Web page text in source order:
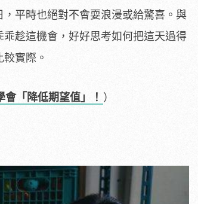
平時也絕對不會耍浪漫或給驚喜。與
趁這機會，好好思考如何把這天過得
實際。
「降低期望值」！ ）